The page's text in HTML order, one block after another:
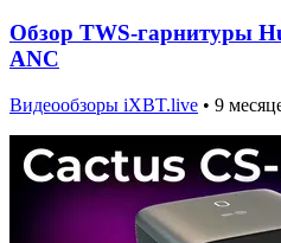
Обзор TWS-гарнитуры
ANC
Видеообзоры iXBT.live • 9